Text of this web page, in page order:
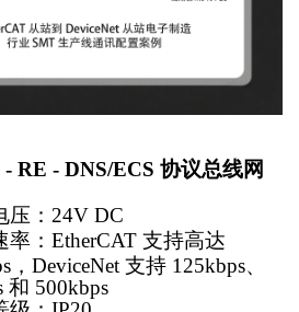
RE - DNS/ECS 协议总线网
压： 24V DC
率： EtherCAT 支持高达
，DeviceNet 支持 125kbps、
和 500kbps